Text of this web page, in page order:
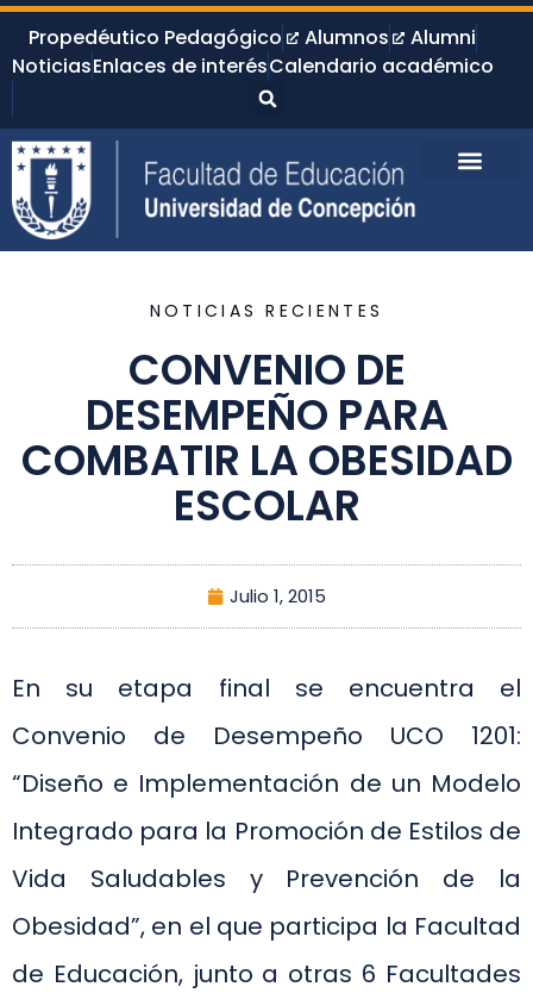
Propedéutico Pedagógico Alumnos
Alumni
NoticiasEnlaces de interésCalendario académico
NOTICIAS RECIENTES
CONVENIO DE
DESEMPEÑO PARA
COMBATIR LA OBESIDAD
ESCOLAR
Julio 1, 2015
En su etapa final se encuentra el
Convenio de Desempeño UCO 1201:
“Diseño e Implementación de un Modelo
Integrado para la Promoción de Estilos de
Vida Saludables y Prevención de la
Obesidad”, en el que participa la Facultad
de Educación, junto a otras 6 Facultades